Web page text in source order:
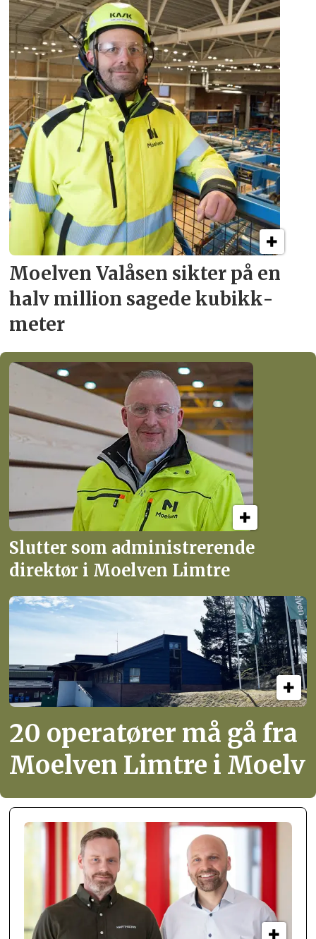
Moelven Valåsen sikter på en
halv million sagede kubikk­
meter
Slutter som administrerende
direktør i Moelven Limtre
20 operatører må gå fra
Moelven Limtre i Moelv